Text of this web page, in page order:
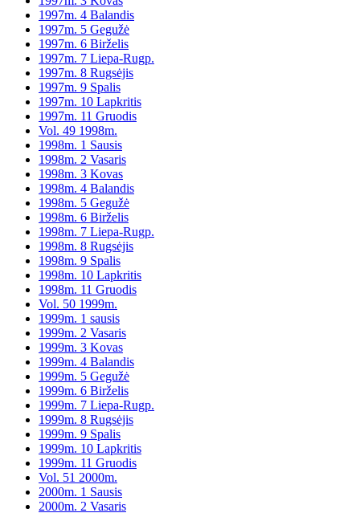
1997m. 4 Balandis
1997m. 5 Gegužė
1997m. 6 Birželis
1997m. 7 Liepa-Rugp.
1997m. 8 Rugsėjis
1997m. 9 Spalis
1997m. 10 Lapkritis
1997m. 11 Gruodis
Vol. 49 1998m.
1998m. 1 Sausis
1998m. 2 Vasaris
1998m. 3 Kovas
1998m. 4 Balandis
1998m. 5 Gegužė
1998m. 6 Birželis
1998m. 7 Liepa-Rugp.
1998m. 8 Rugsėjis
1998m. 9 Spalis
1998m. 10 Lapkritis
1998m. 11 Gruodis
Vol. 50 1999m.
1999m. 1 sausis
1999m. 2 Vasaris
1999m. 3 Kovas
1999m. 4 Balandis
1999m. 5 Gegužė
1999m. 6 Birželis
1999m. 7 Liepa-Rugp.
1999m. 8 Rugsėjis
1999m. 9 Spalis
1999m. 10 Lapkritis
1999m. 11 Gruodis
Vol. 51 2000m.
2000m. 1 Sausis
2000m. 2 Vasaris